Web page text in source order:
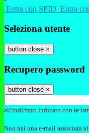
Entra con SPID Entra
Seleziona utente
button close ×
Recupero password
button close ×
all'indirizzo indicato con le
Non hai una e-mail associata